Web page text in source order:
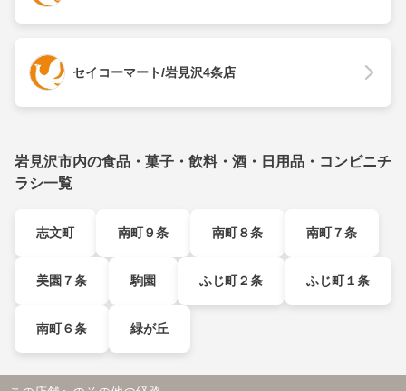
セイコーマート/岩見沢4条店
岩見沢市内の食品・菓子・飲料・酒・日用品・コンビニチ
ラシ一覧
志文町 南町９条 南町８条 南町７条
美園７条 駒園 ふじ町２条 ふじ町１条
南町６条 緑が丘